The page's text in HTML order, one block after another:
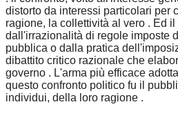
distorto da interessi particolari per
ragione, la collettività al vero . Ed
dall'irrazionalità di regole imposte
pubblica o dalla pratica
dibattito critico razionale che
governo . L'arma più efficace
questo confronto politico fu il
individui, della loro ragione .